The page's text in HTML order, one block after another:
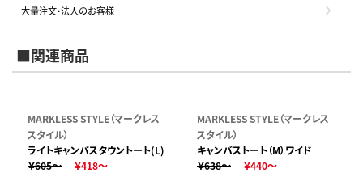
大量注文・法人のお客様
■関連商品
MARKLESS STYLE（マークレス
スタイル）
ライトキャンバスタウントート(L)
￥605～
￥418～
MARKLESS STYLE（マークレス
スタイル）
キャンバストート（M）ワイド
￥638～
￥440～